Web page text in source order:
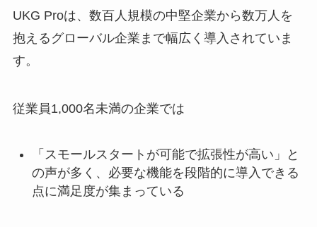
UKG Proは、数百人規模の中堅企業から数万人を
抱えるグローバル企業まで幅広く導入されていま
す。
従業員1,000名未満の企業では
「スモールスタートが可能で拡張性が高い」と
の声が多く、必要な機能を段階的に導入できる
点に満足度が集まっている